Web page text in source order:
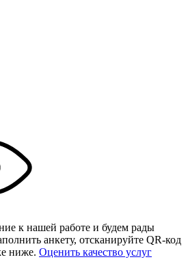
к нашей работе и будем рады
анкету, отсканируйте QR-код
ниже. Оценить качество услуг